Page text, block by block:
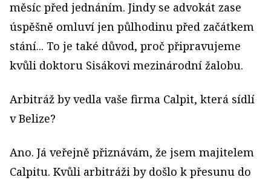
měsíc před jednáním. Jindy se advokát zase
úspěšně omluví jen půlhodinu před začátkem
stání... To je také důvod, proč připravujeme
kvůli doktoru Sisákovi mezinárodní žalobu.
Arbitráž by vedla vaše firma Calpit, která sídlí
v Belize?
Ano. Já veřejně přiznávám, že jsem majitelem
Calpitu. Kvůli arbitráži by došlo k přesunu do